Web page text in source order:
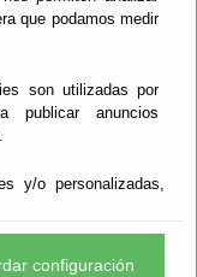
que podamos medir
son utilizadas por
publicar anuncios
y/o personalizadas,
configuración
Tamaño